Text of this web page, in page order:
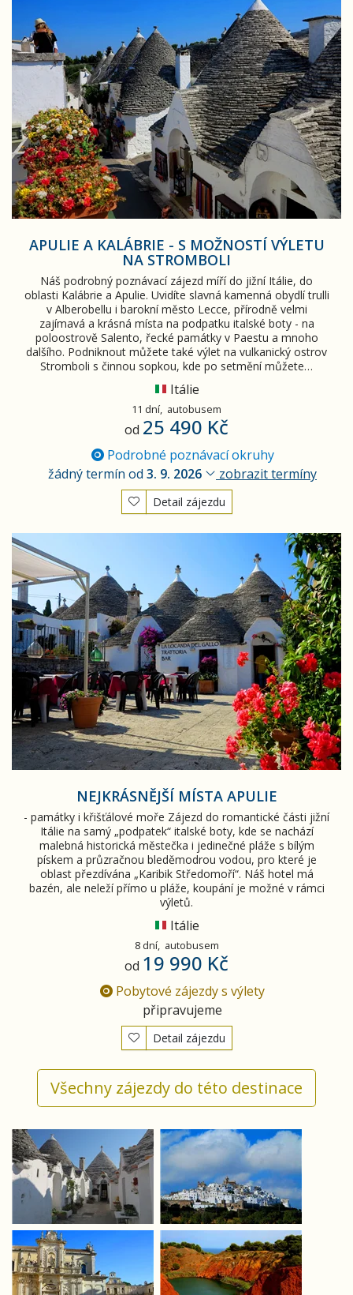
APULIE A KALÁBRIE - S MOŽNOSTÍ VÝLETU
NA STROMBOLI
Náš podrobný poznávací zájezd míří do jižní Itálie, do
oblasti Kalábrie a Apulie. Uvidíte slavná kamenná obydlí trulli
v Alberobellu i barokní město Lecce, přírodně velmi
zajímavá a krásná místa na podpatku italské boty - na
poloostrově Salento, řecké památky v Paestu a mnoho
dalšího. Podniknout můžete také výlet na vulkanický ostrov
Stromboli s činnou sopkou, kde po setmění můžete…
Itálie
11 dní, autobusem
od 25 490 Kč
Podrobné poznávací okruhy
žádný termín od 3. 9. 2026 zobrazit termíny
Detail zájezdu
Nejkrásnější místa Apulie
NEJKRÁSNĚJŠÍ MÍSTA APULIE
- památky i křišťálové moře Zájezd do romantické části jižní
Itálie na samý „podpatek“ italské boty, kde se nachází
malebná historická městečka i jedinečné pláže s bílým
pískem a průzračnou bleděmodrou vodou, pro které je
oblast přezdívána „Karibik Středomoří“. Náš hotel má
bazén, ale neleží přímo u pláže, koupání je možné v rámci
výletů.
Itálie
8 dní, autobusem
od 19 990 Kč
Pobytové zájezdy s výlety
připravujeme
Detail zájezdu
Všechny zájezdy do této destinace